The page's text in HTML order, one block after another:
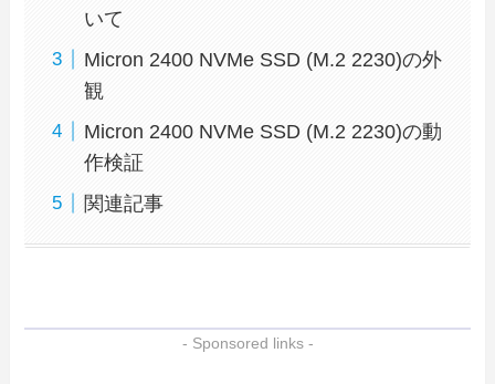
いて
Micron 2400 NVMe SSD (M.2 2230)の外
観
Micron 2400 NVMe SSD (M.2 2230)の動
作検証
関連記事
- Sponsored links -